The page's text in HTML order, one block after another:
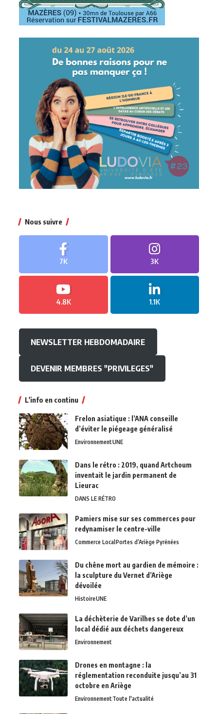
Nous suivre
7K 3K
4.8K 1.1K
NEWSLETTER HEBDOMADAIRE
DEVENIR MEMBRES "PRIVILEGES"
L'info en continu
Frelon asiatique : l’ANA conseille
d’éviter le piégeage généralisé
EnvironnementUNE
Dans le rétro : 2019, quand Artchoum
inventait le jardin permanent de
Lieurac
DANS LE RÉTRO
Pamiers mise sur ses commerces pour
redynamiser le centre-ville
Commerce LocalPortes d’Ariège Pyrénées
Du chêne mort au gardien de mémoire :
la sculpture du Vernet d’Ariège
dévoilée
HistoireUNE
La déchèterie de Varilhes se dote d’un
local dédié aux déchets dangereux
Environnement
Drones en montagne : la
réglementation reconduite jusqu’au 31
octobre en Ariège
EnvironnementToute l'actualité